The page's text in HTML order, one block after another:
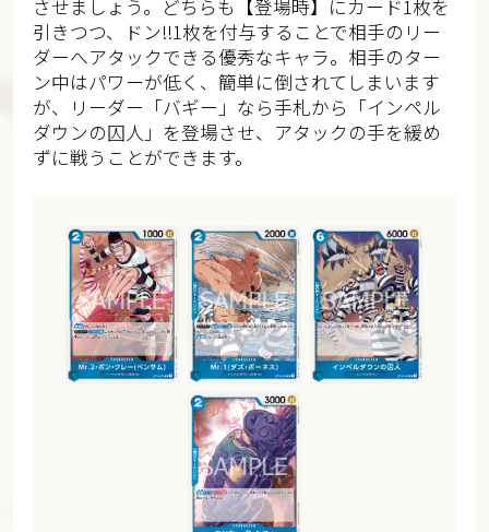
させましょう。どちらも【登場時】にカード1枚を
引きつつ、ドン!!1枚を付与することで相手のリー
ダーへアタックできる優秀なキャラ。相手のター
ン中はパワーが低く、簡単に倒されてしまいます
が、リーダー「バギー」なら手札から「インペル
ダウンの囚人」を登場させ、アタックの手を緩め
ずに戦うことができます。